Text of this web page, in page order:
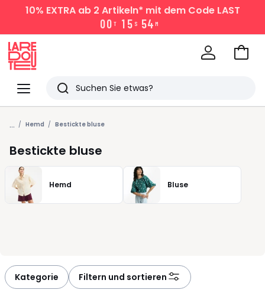
10% EXTRAab 2 Artikeln* mit dem Code LAST
00 T 1 5 S 54 M
Menü
Redoute
Suchen
Zuletzt
angesehen
Artikel
Zum
... Hemd Bestickte bluse
Bestickte bluse
Hemd Bluse
Kategorie Filtern und sortieren